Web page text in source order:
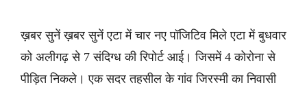
ख़बर सुनें ख़बर सुनें एटा में चार नए पॉजिटिव मिले एटा में बुधवार
को अलीगढ़ से 7 संदिग्ध की रिपोर्ट आई। जिसमें 4 कोरोना से
पीड़ित निकले। एक सदर तहसील के गांव जिरस्मी का निवासी